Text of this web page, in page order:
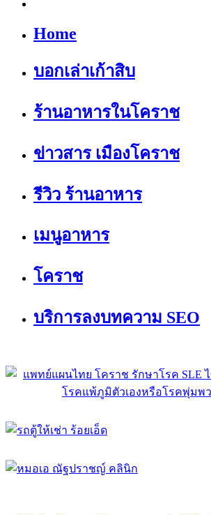
Home
บอกเล่าเก้าสิบ
ร้านอาหารในโคราช
ข่าวสาร เมืองโคราช
รีวิว ร้านอาหาร
เมนูอาหาร
โคราช
บริการลงบทความ SEO